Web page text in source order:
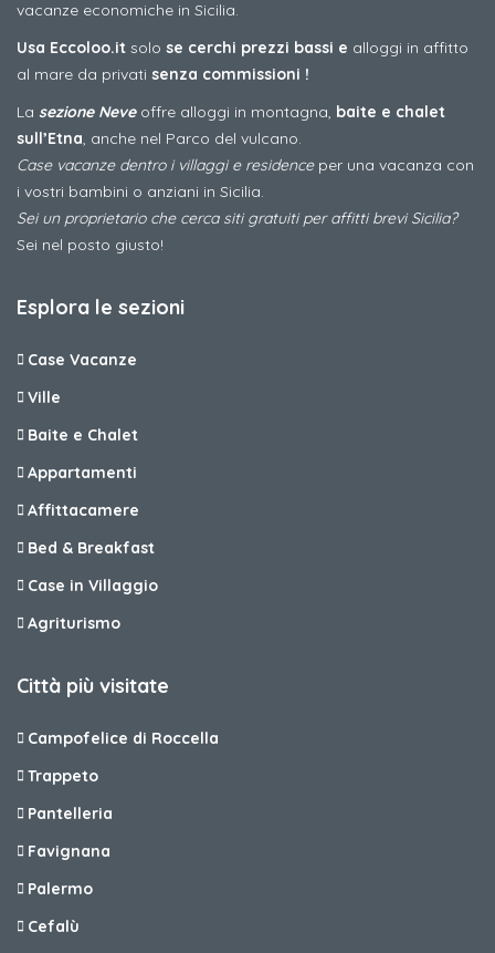
vacanze economiche in Sicilia.
Usa Eccoloo.it solo se cerchi prezzi bassi e alloggi in affitto
al mare da privati senza commissioni !
La sezione Neveoffre alloggi in montagna, baite e chalet
sull’Etna, anche nel Parco del vulcano.
Case vacanze dentro i villaggi e residenceper una vacanza con
i vostri bambini o anziani in Sicilia.
Sei un proprietario che cerca siti gratuiti per affitti brevi Sicilia?
Sei nel posto giusto!
Esplora le sezioni
Case Vacanze
Ville
Baite e Chalet
Appartamenti
Affittacamere
Bed & Breakfast
Case in Villaggio
Agriturismo
Città più visitate
Campofelice di Roccella
Trappeto
Pantelleria
Favignana
Palermo
Cefalù